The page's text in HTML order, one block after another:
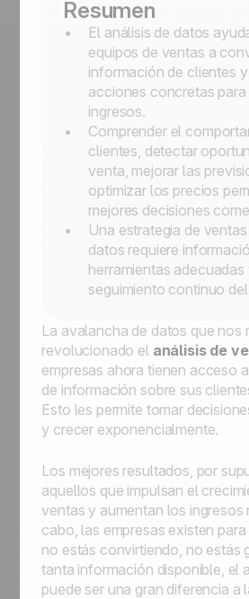
Resumen
El análisis de datos
equipos de ventas a
información de clientes
acciones concretas
ingresos.
Comprender el
clientes, detectar
venta, mejorar las
optimizar los precios
mejores decisiones
Una estrategia de
datos requiere
herramientas adecuadas
seguimiento continuo
La avalancha de datos que nos
revolucionado el análisis de
empresas ahora tienen acceso
de información sobre sus
Esto les permite tomar
y crecer exponencialmente.
Los mejores resultados, por
aquellos que impulsan el
ventas y aumentan los
cabo, las empresas existen
no estás convirtiendo, no estás
tanta información disponible, el
puede ser una gran diferencia a